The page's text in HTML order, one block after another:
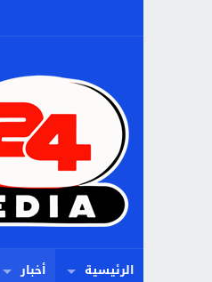
الرئيسية أخبار